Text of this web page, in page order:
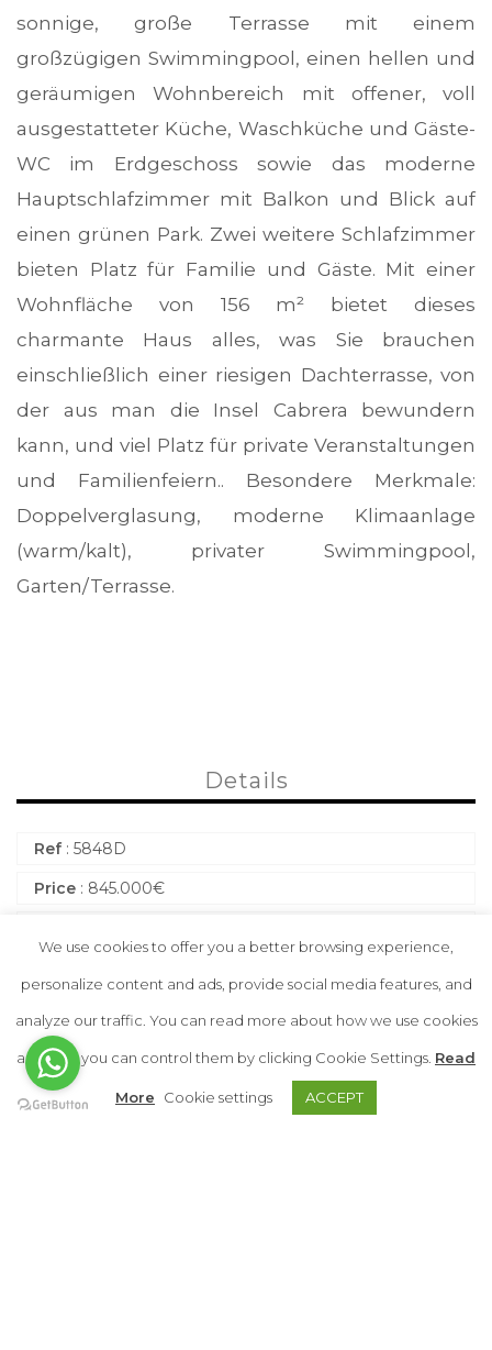
sonnige, große Terrasse mit einem
großzügigen Swimmingpool, einen hellen und
geräumigen Wohnbereich mit offener, voll
ausgestatteter Küche, Waschküche und Gäste-
WC im Erdgeschoss sowie das moderne
Hauptschlafzimmer mit Balkon und Blick auf
einen grünen Park. Zwei weitere Schlafzimmer
bieten Platz für Familie und Gäste. Mit einer
Wohnfläche von 156 m² bietet dieses
charmante Haus alles, was Sie brauchen
einschließlich einer riesigen Dachterrasse, von
der aus man die Insel Cabrera bewundern
kann, und viel Platz für private Veranstaltungen
und Familienfeiern.. Besondere Merkmale:
Doppelverglasung, moderne Klimaanlage
(warm/kalt), privater Swimmingpool,
Garten/Terrasse.
Details
Ref: 5848D
Price : 845.000€
We use cookies to offer you a better browsing experience,
personalize content and ads, provide social media features, and
analyze our traffic. You can read more about how we use cookies
and how you can control them by clicking Cookie Settings. Read
More Cookie settings ACCEPT